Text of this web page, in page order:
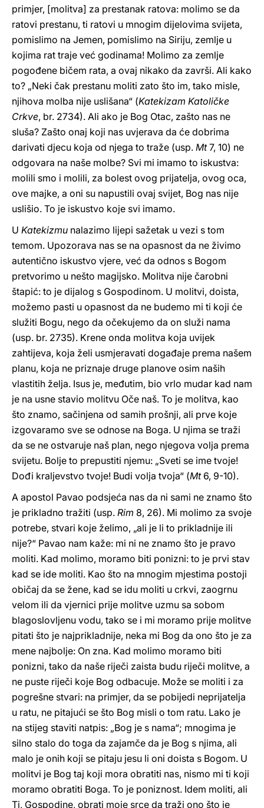
primjer, [molitva] za prestanak ratova: molimo se da
ratovi prestanu, ti ratovi u mnogim dijelovima svijeta,
pomislimo na Jemen, pomislimo na Siriju, zemlje u
kojima rat traje već godinama! Molimo za zemlje
pogođene bičem rata, a ovaj nikako da završi. Ali kako
to? „Neki čak prestanu moliti zato što im, tako misle,
njihova molba nije uslišana“ (Katekizam Katoličke
Crkve, br. 2734). Ali ako je Bog Otac, zašto nas ne
sluša? Zašto onaj koji nas uvjerava da će dobrima
darivati djecu koja od njega to traže (usp. Mt7, 10) ne
odgovara na naše molbe? Svi mi imamo to iskustva:
molili smo i molili, za bolest ovog prijatelja, ovog oca,
ove majke, a oni su napustili ovaj svijet, Bog nas nije
uslišio. To je iskustvo koje svi imamo.
U Katekizmu nalazimo lijepi sažetak u vezi s tom
temom. Upozorava nas se na opasnost da ne živimo
autentično iskustvo vjere, već da odnos s Bogom
pretvorimo u nešto magijsko. Molitva nije čarobni
štapić: to je dijalog s Gospodinom. U molitvi, doista,
možemo pasti u opasnost da ne budemo mi ti koji će
služiti Bogu, nego da očekujemo da on služi nama
(usp. br. 2735). Krene onda molitva koja uvijek
zahtijeva, koja želi usmjeravati događaje prema našem
planu, koja ne priznaje druge planove osim naših
vlastitih želja. Isus je, međutim, bio vrlo mudar kad nam
je na usne stavio molitvu Oče naš. To je molitva, kao
što znamo, sačinjena od samih prošnji, ali prve koje
izgovaramo sve se odnose na Boga. U njima se traži
da se ne ostvaruje naš plan, nego njegova volja prema
svijetu. Bolje to prepustiti njemu: „Sveti se ime tvoje!
Dođi kraljevstvo tvoje! Budi volja tvoja“ (Mt6, 9-10).
A apostol Pavao podsjeća nas da ni sami ne znamo što
je prikladno tražiti (usp. Rim 8, 26). Mi molimo za svoje
potrebe, stvari koje želimo, „ali je li to prikladnije ili
nije?“ Pavao nam kaže: mi ni ne znamo što je pravo
moliti. Kad molimo, moramo biti ponizni: to je prvi stav
kad se ide moliti. Kao što na mnogim mjestima postoji
običaj da se žene, kad se idu moliti u crkvi, zaogrnu
velom ili da vjernici prije molitve uzmu sa sobom
blagoslovljenu vodu, tako se i mi moramo prije molitve
pitati što je najprikladnije, neka mi Bog da ono što je za
mene najbolje: On zna. Kad molimo moramo biti
ponizni, tako da naše riječi zaista budu riječi molitve, a
ne puste riječi koje Bog odbacuje. Može se moliti i za
pogrešne stvari: na primjer, da se pobijedi neprijatelja
u ratu, ne pitajući se što Bog misli o tom ratu. Lako je
na stijeg staviti natpis: „Bog je s nama“; mnogima je
silno stalo do toga da zajamče da je Bog s njima, ali
malo je onih koji se pitaju jesu li oni doista s Bogom. U
molitvi je Bog taj koji mora obratiti nas, nismo mi ti koji
moramo obratiti Boga. To je poniznost. Idem moliti, ali
Ti, Gospodine, obrati moje srce da traži ono što je